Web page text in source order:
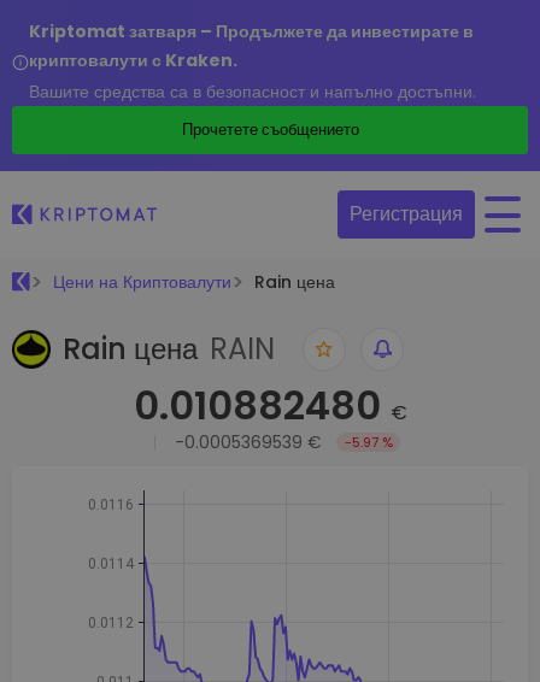
Kriptomat затваря – Продължете да инвестирате в
криптовалути с Kraken.
Вашите средства са в безопасност и напълно достъпни.
Прочетете съобщението
Регистрация
Цени на Криптовалути Rain цена
Rain цена RAIN
0.010882480 €
-0.0005369539 € -5.97 %